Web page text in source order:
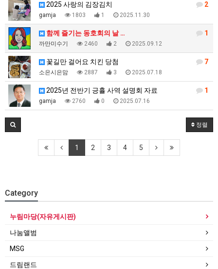
2
2025 사랑의 김장김치
gamja 1803 1 2025.11.30
1
함께 즐기는 동호회의 날 …
까만미수기 2460 2 2025.09.12
7
꽃길만 걸어요 치킨 당첨
소은시은맘 2887 3 2025.07.18
1
2025년 전반기 긍휼 사역 설명회 자료
gamja 2760 0 2025.07.16
정렬
1 2 3 4 5
Category
누림마당(자유게시판)
나눔앨범
MSG
드림랜드